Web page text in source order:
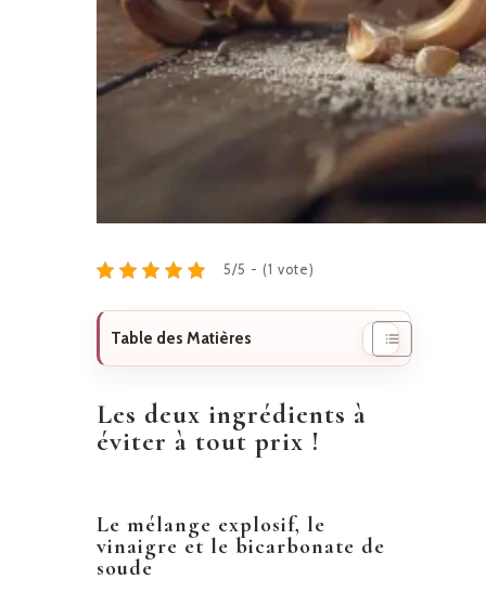
5/5 - (1 vote)
Table des Matières
Les deux ingrédients à
éviter à tout prix !
Le mélange explosif, le
vinaigre et le bicarbonate de
soude